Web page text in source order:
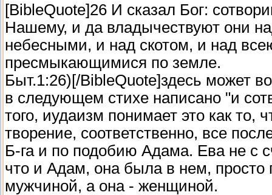
[BibleQuote]26 И сказал Бог:
Нашему, и да владычествуют они
небесными, и над скотом, и над
пресмыкающимися по земле.
Быт.1:26)[/BibleQuote]здесь может
в следующем стихе написано "и
того, иудаизм понимает это как
творение, соответственно, все
Б-га и по подобию Адама. Ева не с
что и Адам, она была в нем, просто
мужчиной, а она - женщиной.